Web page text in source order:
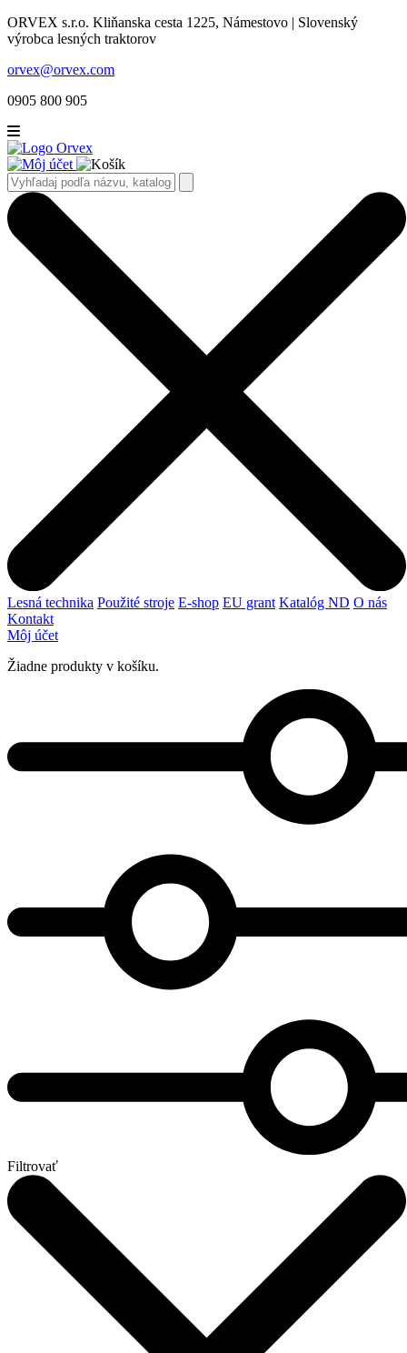
ORVEX s.r.o. Kliňanska cesta 1225, Námestovo | Slovenský
výrobca lesných traktorov
orvex@orvex.com
0905 800 905
Lesná technika Použité stroje E-shop EU grant Katalóg ND O nás
Kontakt
Môj účet
Žiadne produkty v košíku.
Filtrovať